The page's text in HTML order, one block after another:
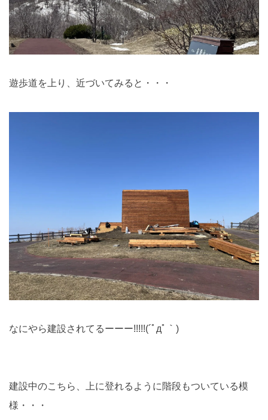
遊歩道を上り、近づいてみると・・・
なにやら建設されてるーーー!!!!!(´ﾟдﾟ｀)
建設中のこちら、上に登れるように階段もついている模
様・・・